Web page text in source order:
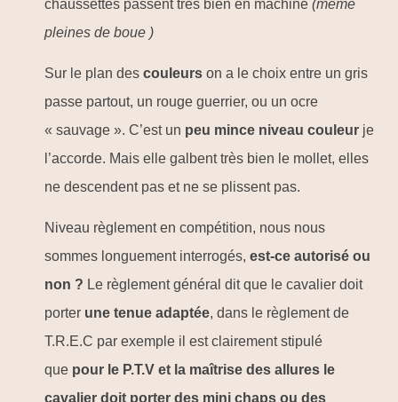
chaussettes passent très bien en machine (même
pleines de boue )
Sur le plan des couleurs on a le choix entre un gris
passe partout, un rouge guerrier, ou un ocre
« sauvage ». C’est un peu mince niveau couleur je
l’accorde. Mais elle galbent très bien le mollet, elles
ne descendent pas et ne se plissent pas.
Niveau règlement en compétition, nous nous
sommes longuement interrogés, est-ce autorisé ou
non ? Le règlement général dit que le cavalier doit
porter une tenue adaptée, dans le règlement de
T.R.E.C par exemple il est clairement stipulé
que pour le P.T.V et la maîtrise des allures le
cavalier doit porter des mini chaps ou des